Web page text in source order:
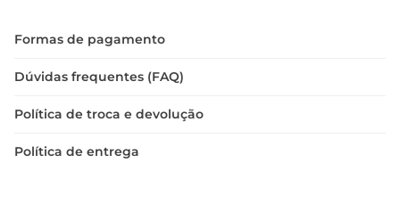
Formas de pagamento
Dúvidas frequentes (FAQ)
Política de troca e devolução
Política de entrega